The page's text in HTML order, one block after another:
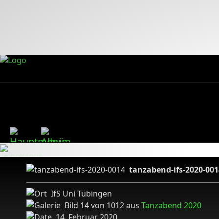
tanzabend-ifs-2020-
IfS Uni Tübingen
Bild 14 von 1012 aus Tanzabend 2020